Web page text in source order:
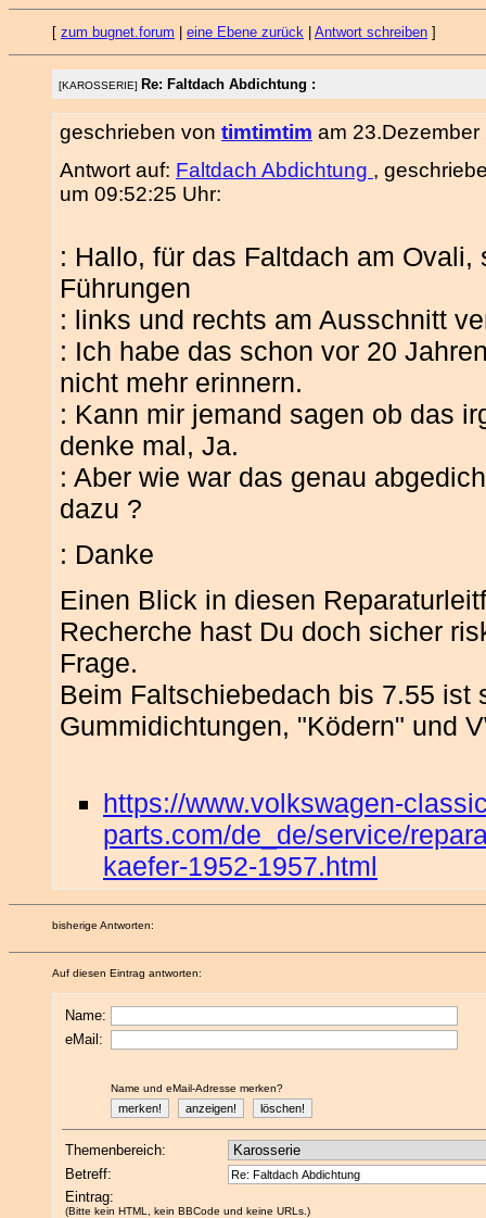
[ zum bugnet.forum eine Ebene zurück Antwort schreiben ]
[KAROSSERIE] Re: Faltdach Abdichtung :
geschrieben von timtimtim am
Antwort auf: Faltdach Abdichtung ,
um 09:52:25 Uhr:
: Hallo, für das Faltdach am
Führungen
: links und rechts am Ausschnitt
: Ich habe das schon vor 20
nicht mehr erinnern.
: Kann mir jemand sagen ob das
denke mal, Ja.
: Aber wie war das genau
dazu ?
: Danke
Einen Blick in diesen
Recherche hast Du doch sicher
Frage.
Beim Faltschiebedach bis 7.55 ist
Gummidichtungen, "Ködern" und
https://www.volkswagen-
parts.com/de_de/service/
kaefer-1952-1957.html
bisherige Antworten:
Auf diesen Eintrag antworten:
Name:
eMail:
Name und eMail-Adresse merken?
Themenbereich:
Betreff:
Eintrag:
(Bitte kein HTML, kein BBCode und keine URLs.)